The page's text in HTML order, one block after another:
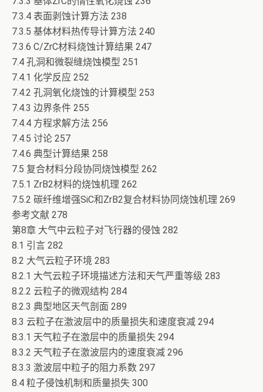
7.3.4 表面剥蚀计算方法 238
7.3.5 基体材料热传导计算方法 240
7.3.6 C/ZrC材料烧蚀计算结果 247
7.4 孔洞和微裂缝烧蚀模型 251
7.4.1 化学反应 252
7.4.2 孔洞氧化烧蚀的计算模型 253
7.4.3 边界条件 255
7.4.4 方程求解方法 256
7.4.5 讨论 257
7.4.6 典型计算结果 258
7.5 复合材料分段协同烧蚀模型 262
7.5.1 ZrB2材料的烧蚀机理 262
7.5.2 碳纤维增强SiC和ZrB2复合材料协同烧蚀机理 269
参考文献 278
第8章 大气中云粒子对飞行器的侵蚀 282
8.1 引言 282
8.2 大气云粒子环境 283
8.2.1 大气云粒子环境描述方法和天气严重等级 283
8.2.2 云粒子的微观结构 284
8.2.3 典型地区天气剖面 289
8.3 云粒子在激波层中的质量损失和速度衰减 294
8.3.1 天气粒子在激层中的质量损失 294
8.3.2 天气粒子在激波层内的速度衰减 296
8.3.3 激波层中粒子的阻力系数 297
8.4 粒子侵蚀机制和质量损失 300